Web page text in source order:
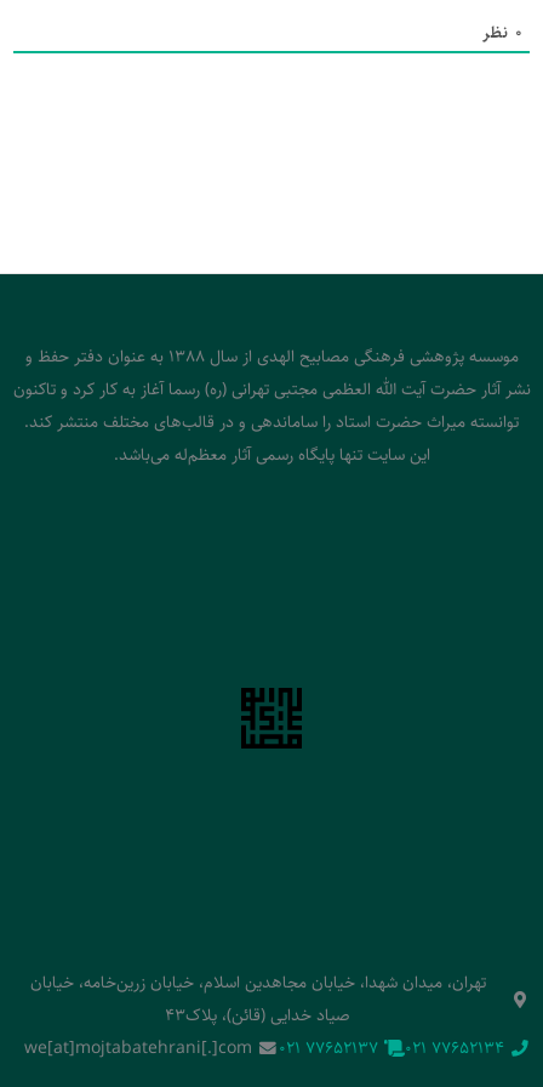
0 نظر
موسسه پژوهشی فرهنگی مصابیح الهدی از سال 1388 به عنوان دفتر حفظ و
نشر آثار حضرت آیت الله العظمی مجتبی تهرانی (ره) رسما آغاز به کار کرد و تاکنون
توانسته میراث حضرت استاد را ساماندهی و در قالب‌های مختلف منتشر کند.
این سایت تنها پایگاه رسمی آثار معظم‌له می‌باشد.
تهران، میدان شهدا، خیابان مجاهدین اسلام، خیابان زرین‌خامه، خیابان
صیاد خدایی (قائن)، پلاک43
‭021 77652134‬
‭021 77652137‬
we[at]mojtabatehrani[.]com